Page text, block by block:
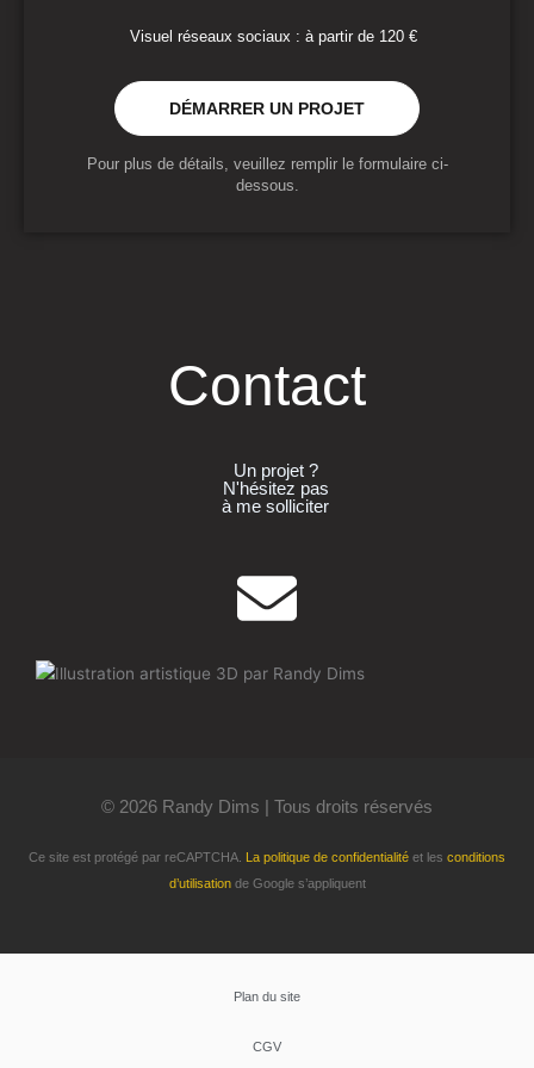
Visuel réseaux sociaux : à partir de 120 €
DÉMARRER UN PROJET
Pour plus de détails, veuillez remplir le formulaire ci-
dessous.
Contact
Un projet ?
N'hésitez pas
à me solliciter
© 2026 Randy Dims | Tous droits réservés
Ce site est protégé par reCAPTCHA. La politique de confidentialité et les conditions
d’utilisationde Google s’appliquent
Plan du site
CGV